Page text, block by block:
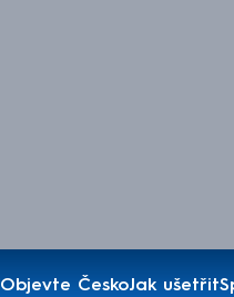
Objevte ČeskoJak ušetřit